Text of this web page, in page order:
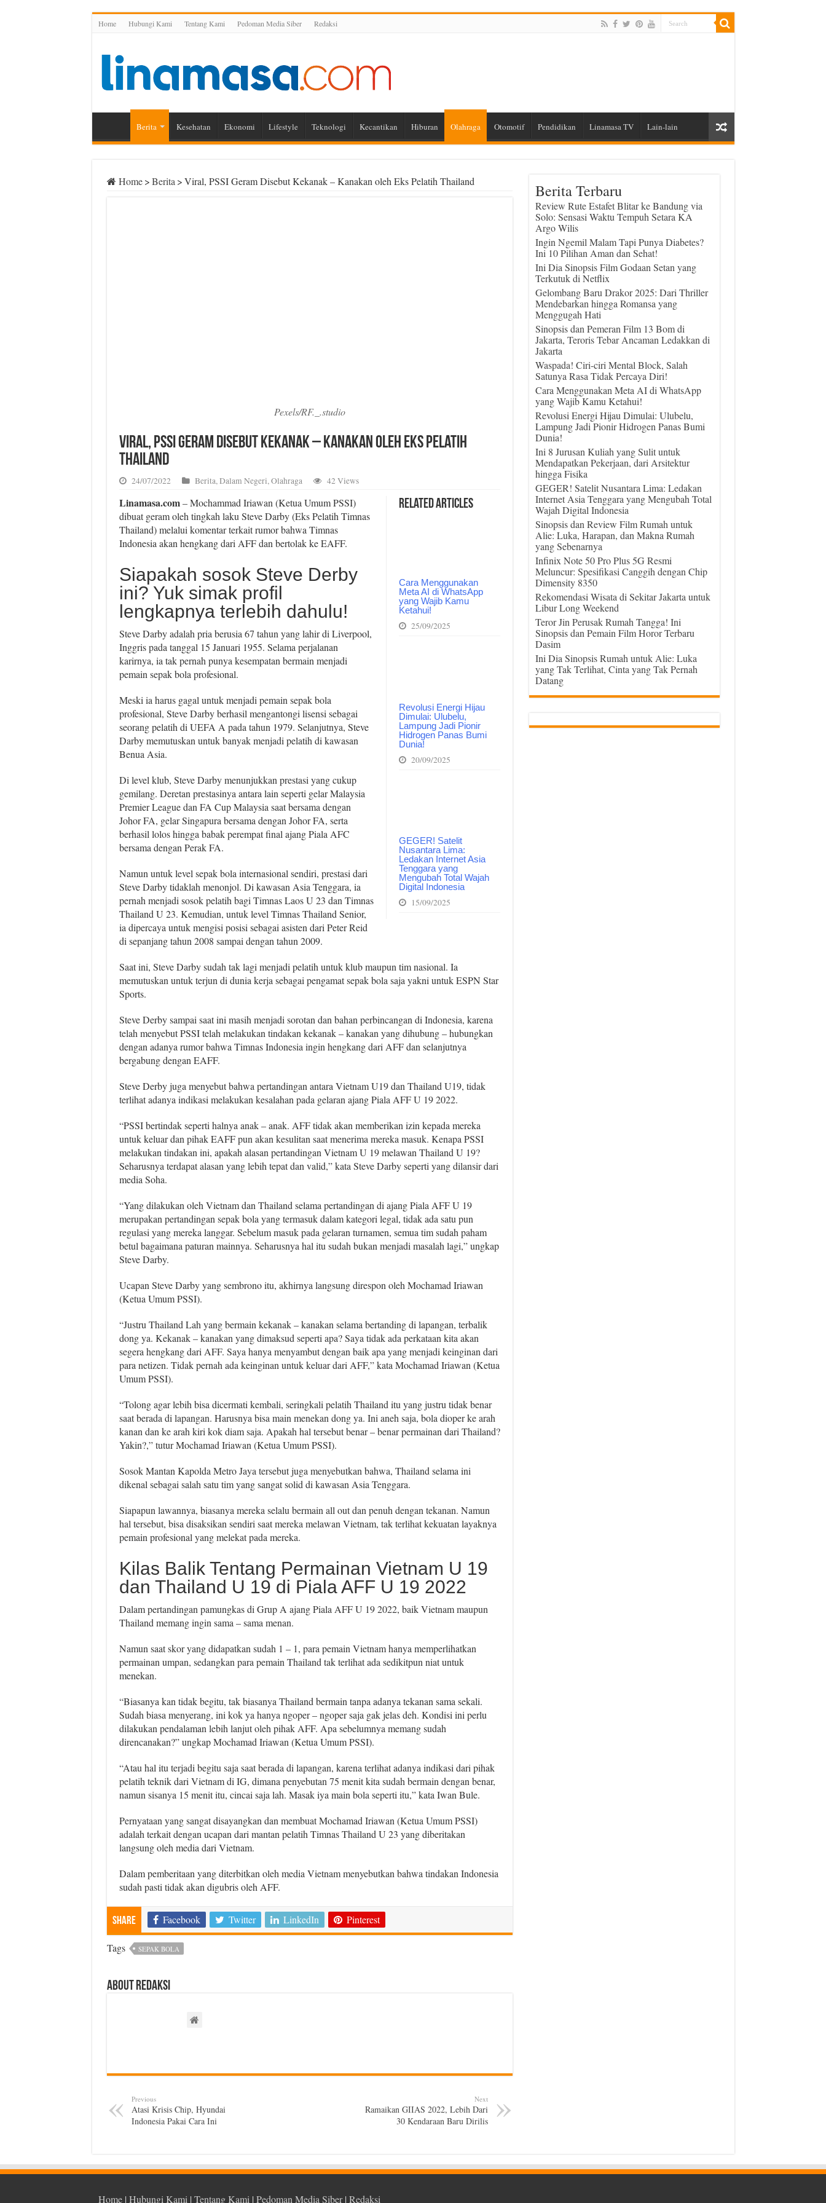
Home Hubungi Kami Tentang Kami Pedoman Media Siber Redaksi
Berita Kesehatan Ekonomi Lifestyle Teknologi Kecantikan Hiburan Olahraga Otomotif Pendidikan Linamasa TV Lain-lain
Home >Berita >Viral, PSSI Geram Disebut Kekanak – Kanakan oleh Eks Pelatih Thailand
Pexels/RF._.studio
Viral, PSSI Geram Disebut Kekanak – Kanakan oleh Eks Pelatih
Thailand
24/07/2022 Berita,Dalam Negeri,Olahraga 42 Views
Related Articles
Cara Menggunakan
Meta AI di WhatsApp
yang Wajib Kamu
Ketahui!
25/09/2025
Revolusi Energi Hijau
Dimulai: Ulubelu,
Lampung Jadi Pionir
Hidrogen Panas Bumi
Dunia!
20/09/2025
GEGER! Satelit
Nusantara Lima:
Ledakan Internet Asia
Tenggara yang
Mengubah Total Wajah
Digital Indonesia
15/09/2025
Linamasa.com– Mochammad Iriawan (Ketua Umum PSSI)
dibuat geram oleh tingkah laku Steve Darby (Eks Pelatih Timnas
Thailand) melalui komentar terkait rumor bahwa Timnas
Indonesia akan hengkang dari AFF dan bertolak ke EAFF.
Siapakah sosok Steve Derby
ini? Yuk simak profil
lengkapnya terlebih dahulu!
Steve Darby adalah pria berusia 67 tahun yang lahir di Liverpool,
Inggris pada tanggal 15 Januari 1955. Selama perjalanan
karirnya, ia tak pernah punya kesempatan bermain menjadi
pemain sepak bola profesional.
Meski ia harus gagal untuk menjadi pemain sepak bola
profesional, Steve Darby berhasil mengantongi lisensi sebagai
seorang pelatih di UEFA A pada tahun 1979. Selanjutnya, Steve
Darby memutuskan untuk banyak menjadi pelatih di kawasan
Benua Asia.
Di level klub, Steve Darby menunjukkan prestasi yang cukup
gemilang. Deretan prestasinya antara lain seperti gelar Malaysia
Premier League dan FA Cup Malaysia saat bersama dengan
Johor FA, gelar Singapura bersama dengan Johor FA, serta
berhasil lolos hingga babak perempat final ajang Piala AFC
bersama dengan Perak FA.
Namun untuk level sepak bola internasional sendiri, prestasi dari
Steve Darby tidaklah menonjol. Di kawasan Asia Tenggara, ia
pernah menjadi sosok pelatih bagi Timnas Laos U 23 dan Timnas
Thailand U 23. Kemudian, untuk level Timnas Thailand Senior,
ia dipercaya untuk mengisi posisi sebagai asisten dari Peter Reid
di sepanjang tahun 2008 sampai dengan tahun 2009.
Saat ini, Steve Darby sudah tak lagi menjadi pelatih untuk klub maupun tim nasional. Ia
memutuskan untuk terjun di dunia kerja sebagai pengamat sepak bola saja yakni untuk ESPN Star
Sports.
Steve Derby sampai saat ini masih menjadi sorotan dan bahan perbincangan di Indonesia, karena
telah menyebut PSSI telah melakukan tindakan kekanak – kanakan yang dihubung – hubungkan
dengan adanya rumor bahwa Timnas Indonesia ingin hengkang dari AFF dan selanjutnya
bergabung dengan EAFF.
Steve Derby juga menyebut bahwa pertandingan antara Vietnam U19 dan Thailand U19, tidak
terlihat adanya indikasi melakukan kesalahan pada gelaran ajang Piala AFF U 19 2022.
“PSSI bertindak seperti halnya anak – anak. AFF tidak akan memberikan izin kepada mereka
untuk keluar dan pihak EAFF pun akan kesulitan saat menerima mereka masuk. Kenapa PSSI
melakukan tindakan ini, apakah alasan pertandingan Vietnam U 19 melawan Thailand U 19?
Seharusnya terdapat alasan yang lebih tepat dan valid,” kata Steve Darby seperti yang dilansir dari
media Soha.
“Yang dilakukan oleh Vietnam dan Thailand selama pertandingan di ajang Piala AFF U 19
merupakan pertandingan sepak bola yang termasuk dalam kategori legal, tidak ada satu pun
regulasi yang mereka langgar. Sebelum masuk pada gelaran turnamen, semua tim sudah paham
betul bagaimana paturan mainnya. Seharusnya hal itu sudah bukan menjadi masalah lagi,” ungkap
Steve Darby.
Ucapan Steve Darby yang sembrono itu, akhirnya langsung direspon oleh Mochamad Iriawan
(Ketua Umum PSSI).
“Justru Thailand Lah yang bermain kekanak – kanakan selama bertanding di lapangan, terbalik
dong ya. Kekanak – kanakan yang dimaksud seperti apa? Saya tidak ada perkataan kita akan
segera hengkang dari AFF. Saya hanya menyambut dengan baik apa yang menjadi keinginan dari
para netizen. Tidak pernah ada keinginan untuk keluar dari AFF,” kata Mochamad Iriawan (Ketua
Umum PSSI).
“Tolong agar lebih bisa dicermati kembali, seringkali pelatih Thailand itu yang justru tidak benar
saat berada di lapangan. Harusnya bisa main menekan dong ya. Ini aneh saja, bola dioper ke arah
kanan dan ke arah kiri kok diam saja. Apakah hal tersebut benar – benar permainan dari Thailand?
Yakin?,” tutur Mochamad Iriawan (Ketua Umum PSSI).
Sosok Mantan Kapolda Metro Jaya tersebut juga menyebutkan bahwa, Thailand selama ini
dikenal sebagai salah satu tim yang sangat solid di kawasan Asia Tenggara.
Siapapun lawannya, biasanya mereka selalu bermain all out dan penuh dengan tekanan. Namun
hal tersebut, bisa disaksikan sendiri saat mereka melawan Vietnam, tak terlihat kekuatan layaknya
pemain profesional yang melekat pada mereka.
Kilas Balik Tentang Permainan Vietnam U 19
dan Thailand U 19 di Piala AFF U 19 2022
Dalam pertandingan pamungkas di Grup A ajang Piala AFF U 19 2022, baik Vietnam maupun
Thailand memang ingin sama – sama menan.
Namun saat skor yang didapatkan sudah 1 – 1, para pemain Vietnam hanya memperlihatkan
permainan umpan, sedangkan para pemain Thailand tak terlihat ada sedikitpun niat untuk
menekan.
“Biasanya kan tidak begitu, tak biasanya Thailand bermain tanpa adanya tekanan sama sekali.
Sudah biasa menyerang, ini kok ya hanya ngoper – ngoper saja gak jelas deh. Kondisi ini perlu
dilakukan pendalaman lebih lanjut oleh pihak AFF. Apa sebelumnya memang sudah
direncanakan?” ungkap Mochamad Iriawan (Ketua Umum PSSI).
“Atau hal itu terjadi begitu saja saat berada di lapangan, karena terlihat adanya indikasi dari pihak
pelatih teknik dari Vietnam di IG, dimana penyebutan 75 menit kita sudah bermain dengan benar,
namun sisanya 15 menit itu, cincai saja lah. Masak iya main bola seperti itu,” kata Iwan Bule.
Pernyataan yang sangat disayangkan dan membuat Mochamad Iriawan (Ketua Umum PSSI)
adalah terkait dengan ucapan dari mantan pelatih Timnas Thailand U 23 yang diberitakan
langsung oleh media dari Vietnam.
Dalam pemberitaan yang diterbitkan oleh media Vietnam menyebutkan bahwa tindakan Indonesia
sudah pasti tidak akan digubris oleh AFF.
Share Facebook Twitter LinkedIn Pinterest
Tags SEPAK BOLA
About Redaksi
Previous
Atasi Krisis Chip, Hyundai
Indonesia Pakai Cara Ini
Next
Ramaikan GIIAS 2022, Lebih Dari
30 Kendaraan Baru Dirilis
Berita Terbaru
Review Rute Estafet Blitar ke Bandung via
Solo: Sensasi Waktu Tempuh Setara KA
Argo Wilis
Ingin Ngemil Malam Tapi Punya Diabetes?
Ini 10 Pilihan Aman dan Sehat!
Ini Dia Sinopsis Film Godaan Setan yang
Terkutuk di Netflix
Gelombang Baru Drakor 2025: Dari Thriller
Mendebarkan hingga Romansa yang
Menggugah Hati
Sinopsis dan Pemeran Film 13 Bom di
Jakarta, Teroris Tebar Ancaman Ledakkan di
Jakarta
Waspada! Ciri-ciri Mental Block, Salah
Satunya Rasa Tidak Percaya Diri!
Cara Menggunakan Meta AI di WhatsApp
yang Wajib Kamu Ketahui!
Revolusi Energi Hijau Dimulai: Ulubelu,
Lampung Jadi Pionir Hidrogen Panas Bumi
Dunia!
Ini 8 Jurusan Kuliah yang Sulit untuk
Mendapatkan Pekerjaan, dari Arsitektur
hingga Fisika
GEGER! Satelit Nusantara Lima: Ledakan
Internet Asia Tenggara yang Mengubah Total
Wajah Digital Indonesia
Sinopsis dan Review Film Rumah untuk
Alie: Luka, Harapan, dan Makna Rumah
yang Sebenarnya
Infinix Note 50 Pro Plus 5G Resmi
Meluncur: Spesifikasi Canggih dengan Chip
Dimensity 8350
Rekomendasi Wisata di Sekitar Jakarta untuk
Libur Long Weekend
Teror Jin Perusak Rumah Tangga! Ini
Sinopsis dan Pemain Film Horor Terbaru
Dasim
Ini Dia Sinopsis Rumah untuk Alie: Luka
yang Tak Terlihat, Cinta yang Tak Pernah
Datang
Home| Hubungi Kami | Tentang Kami | Pedoman Media Siber| Redaksi